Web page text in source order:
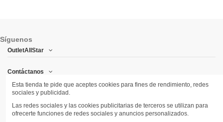
Síguenos
OutletAllStar
Contáctanos
Síguenos
Newsletter
Esta tienda te pide que aceptes cookies para fines de rendimiento, redes
sociales y publicidad.
Las redes sociales y las cookies publicitarias de terceros se utilizan para
ofrecerte funciones de redes sociales y anuncios personalizados.